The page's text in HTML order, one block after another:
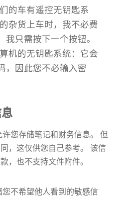
的车有遥控无钥匙系
杂货上车时，我不必费
我只需按下一个按钮。
机的无钥匙系统：它会
，因此您不必输入密
您存储笔记和财务信息。 但
，这仅供您自己参考。 该信
，也不支持文件附件。
不希望他人看到的敏感信